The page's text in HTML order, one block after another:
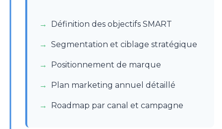
Définition des objectifs SMART
Segmentation et ciblage stratégique
Positionnement de marque
Plan marketing annuel détaillé
Roadmap par canal et campagne